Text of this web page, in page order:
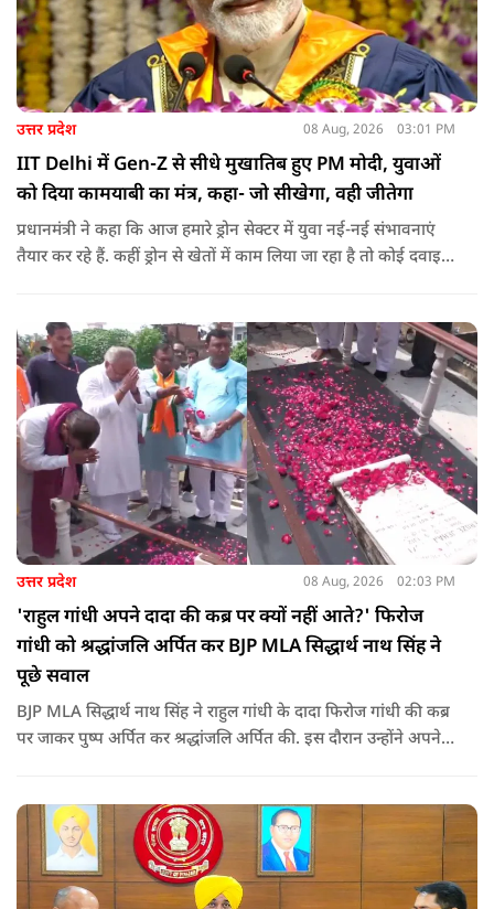
उत्तर प्रदेश 08 Aug, 2026 03:01 PM
IIT Delhi में Gen-Z से सीधे मुखातिब हुए PM मोदी, युवाओं
को दिया कामयाबी का मंत्र, कहा- जो सीखेगा, वही जीतेगा
प्रधानमंत्री ने कहा कि आज हमारे ड्रोन सेक्टर में युवा नई-नई संभावनाएं
तैयार कर रहे हैं. कहीं ड्रोन से खेतों में काम लिया जा रहा है तो कोई दवाइयां
उत्तर प्रदेश 08 Aug, 2026 02:03 PM
'राहुल गांधी अपने दादा की कब्र पर क्यों नहीं आते?' फिरोज
गांधी को श्रद्धांजलि अर्पित कर BJP MLA सिद्धार्थ नाथ सिंह ने
पूछे सवाल
BJP MLA सिद्धार्थ नाथ सिंह ने राहुल गांधी के दादा फिरोज गांधी की कब्र
पर जाकर पुष्प अर्पित कर श्रद्धांजलि अर्पित की. इस दौरान उन्होंने अपने
कि वह भविष्य में क्या करें.